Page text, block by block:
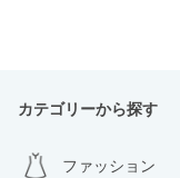
カテゴリーから探す
ファッション